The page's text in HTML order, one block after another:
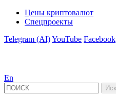
Цены криптовалют
Спецпроекты
Telegram (AI)YouTube Facebook
En